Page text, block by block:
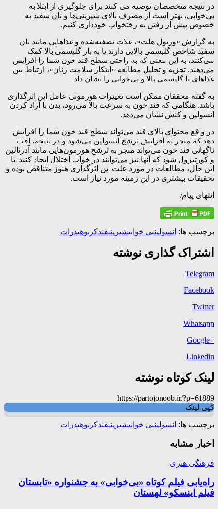
در نتیجه متخصصان توصیه می کنند برای جلوگیری از ابتلا به
بی‌خوابی، بهتر است از مصرف بالای شیرینی‌ها و نان سفید به
خصوص پیش از رفتن به رختخواب خودداری کنیم.
به گزارش «وریول هلث»، غلات تصفیه‌شده و غذاهایی مانند نان
سفید شاخص گلیسمی بالایی دارند یا به بار گلیسمی بالا کمک
می‌کنند، به این معنی که به راحتی سطح قند خون شما را افزایش
می‌دهند. تجزیه و تحلیل مطالعه «ابتکار سلامت زنان»، ارتباط بین
غذاهای با گلیسمی بالا و بی‌خوابی را نشان داد.
به گفته محققان ممکن است تغییرات هورمونی عامل این اثرگذاری
باشد. هنگامی که قند خون به سرعت بالا می‌رود، بدن با آزاد کردن
انسولین واکنش نشان می‌دهد.
در واقع محتوای بالای قند می‌تواند سطح قند خون شما را افزایش
دهد که منجر به افزایش ترشح انسولین می‌شود و در نتیجه، افت
ناگهانی قند خون می‌تواند منجر به ترشح هورمون‌هایی مانند آدرنالین
و کورتیزول شود که آنها نیز می‌توانند در خواب اختلال ایجاد کنند. با
این حال، مطالعات در مورد علت این اثرگذاری هنوز متناقض بوده و
تحقیقات بیشتری در این زمینه مورد نیاز است.
انتهای پیام/
برچسب ها: انسولینبی خوابیشیرینیقندکربوهیدرات
اشتراک گذاری نوشته
Telegram
Facebook
Twitter
Whatsapp
+Google
Linkedin
لینک کوتاه نوشته
https://partojonoob.ir/?p=61889
کپی لینک
برچسب ها: انسولینبی خوابیشیرینیقندکربوهیدرات
اخبار مشابه
فرهنگی هنری
راه‌یابی فیلم کوتاه «بی‌خوابی» به جشنواره «تابستان
فیلم اینسکو» لهستان